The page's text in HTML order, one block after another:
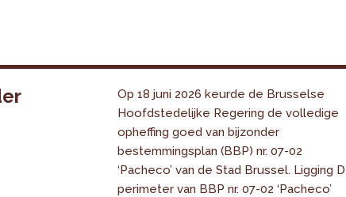
Op 18 juni 2026 keurde de Brusselse
Hoofdstedelijke Regering de volledige
opheffing goed van bijzonder
bestemmingsplan (BBP) nr. 07-02
‘Pacheco’ van de Stad Brussel. Ligging
perimeter van BBP nr. 07-02 ‘Pacheco’